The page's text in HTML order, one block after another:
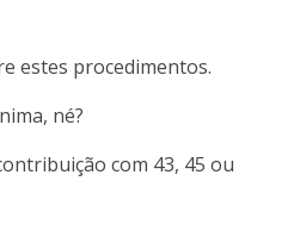
estes procedimentos.
né?
com 43, 45 ou